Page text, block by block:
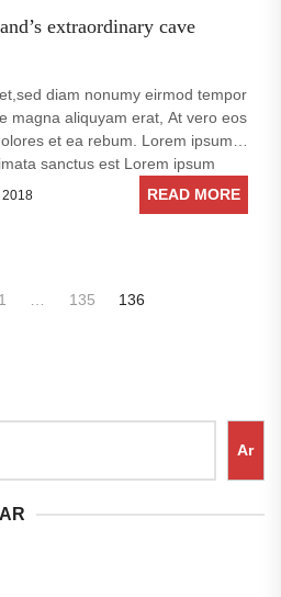
extraordinary cave
diam nonumy eirmod tempor
aliquyam erat, At vero eos
ea rebum. Lorem ipsum
2018 READ MORE
1 135 136
Ar